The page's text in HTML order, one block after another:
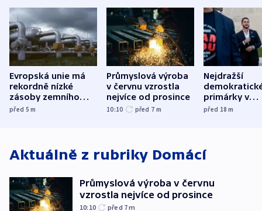
Evropská unie má
rekordně nízké
zásoby zemního
plynu
před 5m
Průmyslová výroba
v červnu vzrostla
nejvíce od prosince
10:10 před 7 m
Nejdražší
primárky v
Michiganu
před 18m
Aktuálně z rubriky Domácí
Průmyslová výroba v červnu
vzrostla nejvíce od prosince
10:10 před 7m